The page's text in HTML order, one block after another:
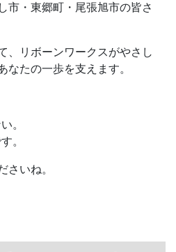
市・東郷町・尾張旭市の皆さ
、リボーンワークスがやさし
なたの一歩を支えます。
。
。
さいね。